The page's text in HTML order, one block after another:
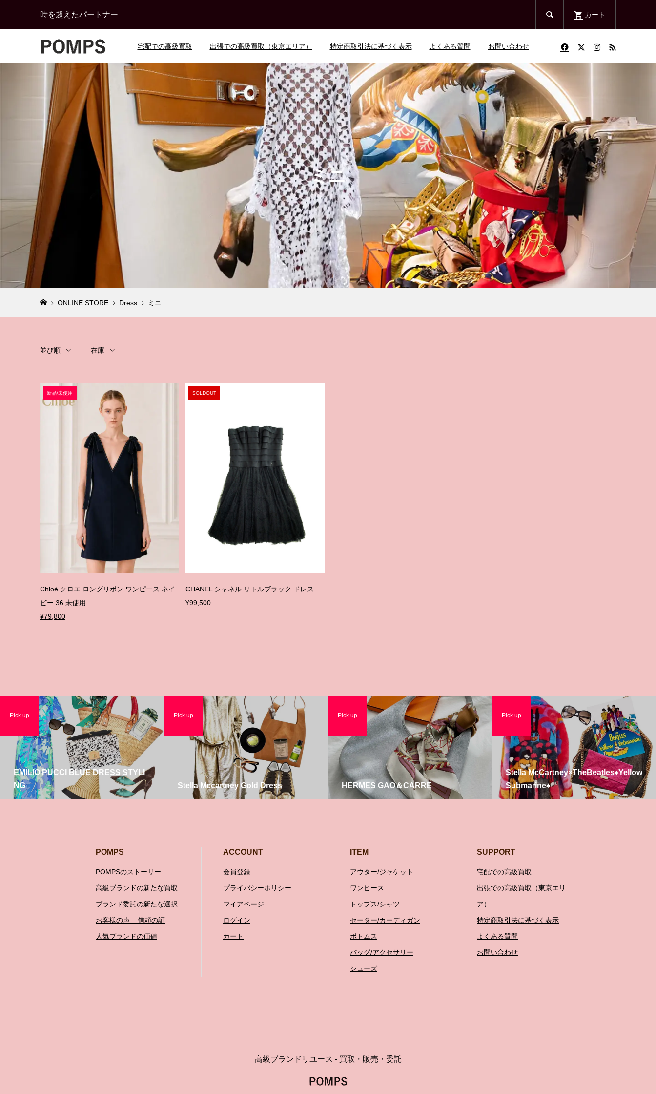
時を超えたパートナー  カート
宅配での高級買取 出張での高級買取（東京エリア） 特定商取引法に基づく表示 よくある質問 お問い合わせ
ミニ
ONLINE STORE Dress ミニ
並び順 在庫
新品/未使用
Chloé クロエ ロングリボン ワンピース ネイ
ビー 36 未使用
¥79,800
SOLDOUT
CHANEL シャネル リトルブラック ドレス
¥99,500
EMILIO PUCCI BLUE DRESS STYLI
NG
Pick up
Stella Mccartney Gold Dress
Pick up
HERMES GAO＆CARRE
Pick up
Stella McCartney×TheBeatles♦️Yellow
Submarine♠️
Pick up
POMPS
POMPSのストーリー
高級ブランドの新たな買取
ブランド委託の新たな選択
お客様の声 – 信頼の証
人気ブランドの価値
ACCOUNT
会員登録
プライバシーポリシー
マイアページ
ログイン
カート
ITEM
アウター/ジャケット
ワンピース
トップス/シャツ
セーター/カーディガン
ボトムス
バッグ/アクセサリー
シューズ
SUPPORT
宅配での高級買取
出張での高級買取（東京エリ
ア）
特定商取引法に基づく表示
よくある質問
お問い合わせ
高級ブランドリユース - 買取・販売・委託